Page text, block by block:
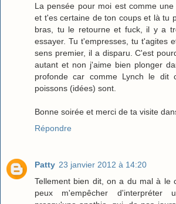
La pensée pour moi est comme
et t'es certaine de ton coups et là tu
bras, tu le retourne et fuck, il y a
essayer. Tu t'empresses, tu t'agites
sens premier, il a disparu. C'est
autant et non j'aime bien plonger
profonde car comme Lynch le dit
poissons (idées) sont.
Bonne soirée et merci de ta visite
Répondre
Patty 23 janvier 2012 à 14:20
Tellement bien dit, on a du mal à le
peux m'empêcher d'interpréter